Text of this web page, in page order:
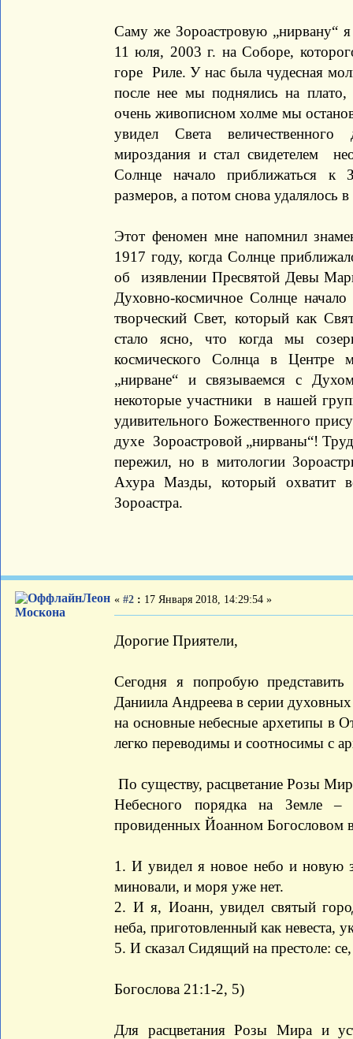
Саму же Зороастровую „нирвану“
11 юля, 2003 г. на Соборе,
горе Риле. У нас была чудесная
после нее мы поднялись на
очень живописном холме мы
увидел Света
мироздания и стал свидетелем
Солнце начало приближаться к
размеров, а потом снова удалялось
Этот феномен мне напомнил
1917 году, когда Солнце
об изявлении Пресвятой Девы
Духовно-космичное Солнце
творческий Свет, который как
стало ясно, что когда мы
космического Солнца в Центре
„нирване“ и связываемся с
некоторые участники в нашей
удивительного Божественного
духе Зороастровой „нирваны“!
пережил, но в митологии
Ахура Мазды, который охватит
Зороастра.
Леон
Москона
« #2 : 17 Января 2018, 14:29:54 »
Дорогие Приятели,
Сегодня я попробую
Даниила Андреева в серии
на основные небесные архетипы в
легко переводимы и соотносимы с
По существу, расцветание Розы
Небесного порядка на Земле –
провиденных Йоанном Богословом
1. И увидел я новое небо и новую
миновали, и моря уже нет.
2. И я, Иоанн, увидел святый
неба, приготовленный как невеста,
5. И сказал Сидящий на престоле:
Богослова 21:1-2, 5)
Для расцветания Розы Мира и